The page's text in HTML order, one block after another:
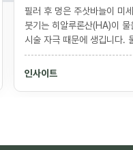
필러 후 멍은 주삿바늘이 미
붓기는 히알루론산(HA)이
시술 자극 때문에 생깁니다.
과정으로 대개 멍은 1-2주,
가라앉습니다. 냉찜질, 아르
인사이트